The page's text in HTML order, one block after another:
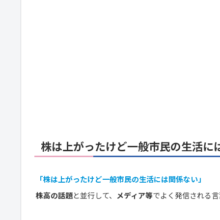
株は上がったけど一般市民の生活に
「株は上がったけど一般市民の生活には関係ない」
株高の話題と並行して、 メディア等でよく発信される言